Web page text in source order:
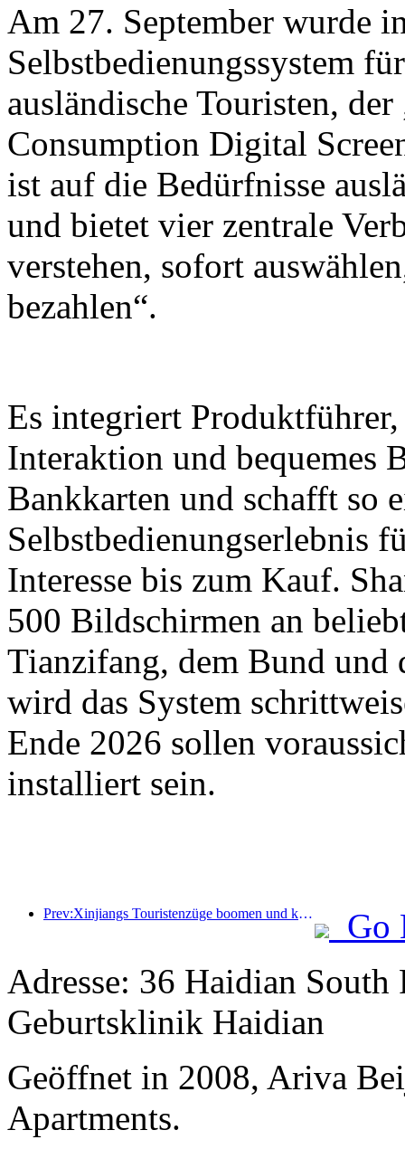
Am 27. September wurde
Selbstbedienungssystem
ausländische Touristen,
Consumption Digital
ist auf die Bedürfnisse
und bietet vier zentrale
verstehen, sofort
bezahlen“.
Es integriert
Interaktion und bequemes
Bankkarten und schafft so
Selbstbedienungserlebnis
Interesse bis zum Kauf.
500 Bildschirmen an
Tianzifang, dem Bund und
wird das System
Ende 2026 sollen
installiert sein.
Prev:Xinjiangs Touristenzüge boomen und kurbeln die Kultur- und Tourismuswirtschaft an
Go
Adresse: 36 Haidian South
Geburtsklinik Haidian
Geöffnet in 2008, Ariva
Apartments.